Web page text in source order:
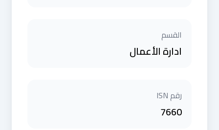
القسم
ادارة الأعمال
رقم ISN
7660